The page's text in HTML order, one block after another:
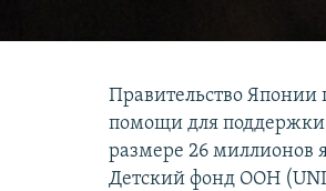
Правительство
помощи для поддержки
размере 26 миллионов
Детский фонд ООН